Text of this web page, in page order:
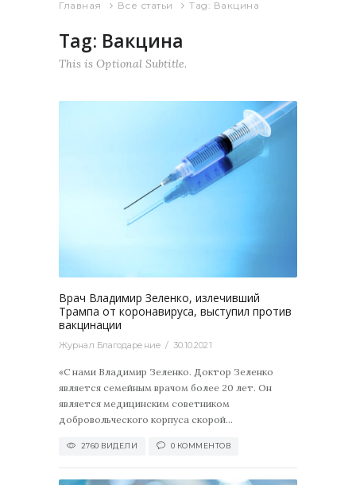
Главная Все статьи Tag: Вакцина
Tag: Вакцина
This is Optional Subtitle.
Врач Владимир Зеленко, излечивший
Трампа от коронавируса, выступил против
вакцинации
Журнал Благодарение 30.10.2021
«С нами Владимир Зеленко. Доктор Зеленко
является семейным врачом более 20 лет. Он
является медицинским советником
добровольческого корпуса скорой...
2760 ВИДЕЛИ 0 КОММЕНТОВ